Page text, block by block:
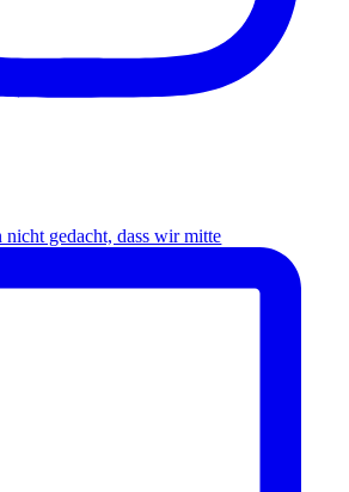
nicht gedacht, dass wir mitte